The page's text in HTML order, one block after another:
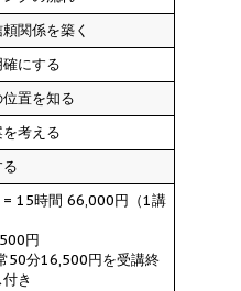
関係を築く
にする
置を知る
考える
15時間 66,000円（1講
円
50分16,500円を受講終
き